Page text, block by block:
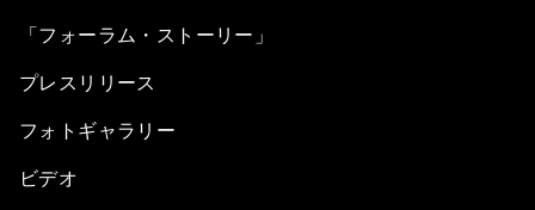
「フォーラム・ストーリー」
プレスリリース
フォトギャラリー
ビデオ